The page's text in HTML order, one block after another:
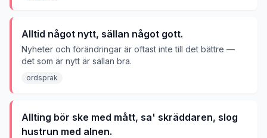
Alltid något nytt, sällan något gott.
Nyheter och förändringar är oftast inte till det bättre —
det som är nytt är sällan bra.
ordsprak
Allting bör ske med mått, sa' skräddaren, slog
hustrun med alnen.